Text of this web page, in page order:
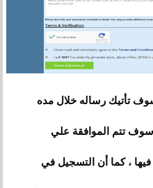
تأتيك رساله خلال مده
تتم الموافقة علي
، كما أن التسجيل في